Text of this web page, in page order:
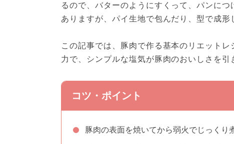
るので、バターのようにすくって、パンに
ありますが、パイ生地で包んだり、型で成形
この記事では、豚肉で作る基本のリエット
力で、シンプルな塩気が豚肉のおいしさを引
コツ・ポイント
豚肉の表面を焼いてから弱火でじっくり